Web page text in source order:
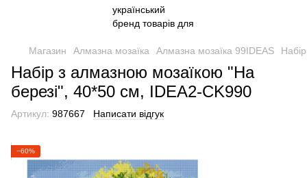
Магазин Алмазна мозаїка Алмазна мозаїка 99IDEAS
Набір з алмазною мозаїкою "На
березі", 40*50 см, IDEA2-CK990
Артикул: 987667 Написати відгук
−60%